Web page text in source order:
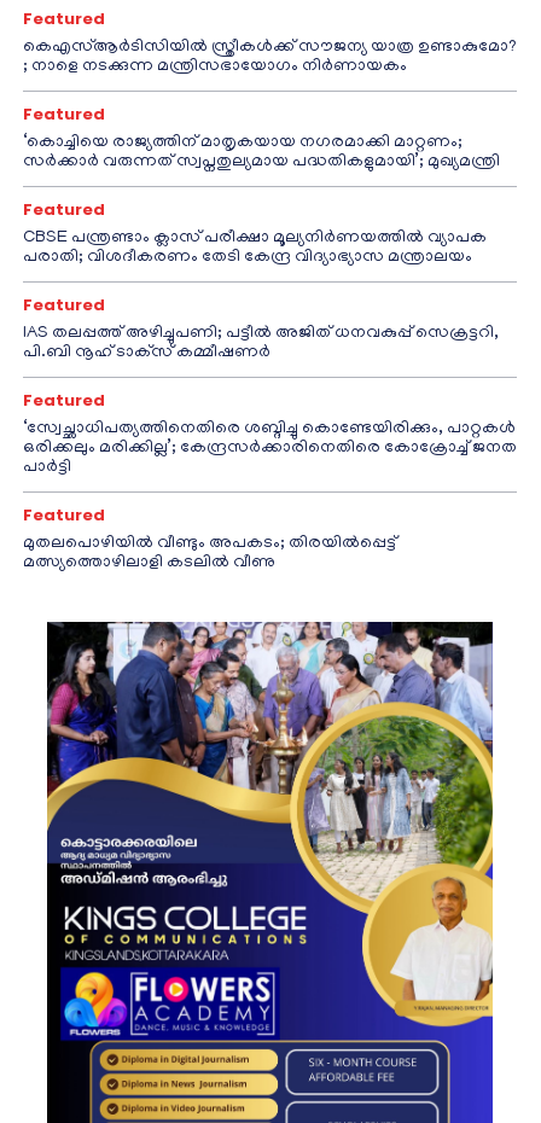
Featured
കെഎസ്ആർടിസിയിൽ സ്ത്രീകൾക്ക് സൗജന്യ യാത്ര ഉണ്ടാകുമോ?
; നാളെ നടക്കുന്ന മന്ത്രിസഭായോഗം നിർണായകം
Featured
‘കൊച്ചിയെ രാജ്യത്തിന് മാതൃകയായ നഗരമാക്കി മാറ്റണം;
സർക്കാർ വരുന്നത് സ്വപ്നതുല്യമായ പദ്ധതികളുമായി’; മുഖ്യമന്ത്രി
Featured
CBSE പന്ത്രണ്ടാം ക്ലാസ് പരീക്ഷാ മൂല്യനിർണയത്തിൽ വ്യാപക
പരാതി; വിശദീകരണം തേടി കേന്ദ്ര വിദ്യാഭ്യാസ മന്ത്രാലയം
Featured
IAS തലപ്പത്ത് അഴിച്ചുപണി; പട്ടീല്‍ അജിത് ധനവകുപ്പ് സെക്രട്ടറി,
പി.ബി നൂഹ് ടാക്‌സ് കമ്മീഷണര്‍
Featured
‘സ്വേച്ഛാധിപത്യത്തിനെതിരെ ശബ്ദിച്ചു കൊണ്ടേയിരിക്കും, പാറ്റകൾ
ഒരിക്കലും മരിക്കില്ല’; കേന്ദ്രസർക്കാരിനെതിരെ കോക്രോച്ച് ജനത
പാർട്ടി
Featured
മുതലപൊഴിയിൽ വീണ്ടും അപകടം; തിരയിൽപ്പെട്ട്
മത്സ്യത്തൊഴിലാളി കടലിൽ വീണു